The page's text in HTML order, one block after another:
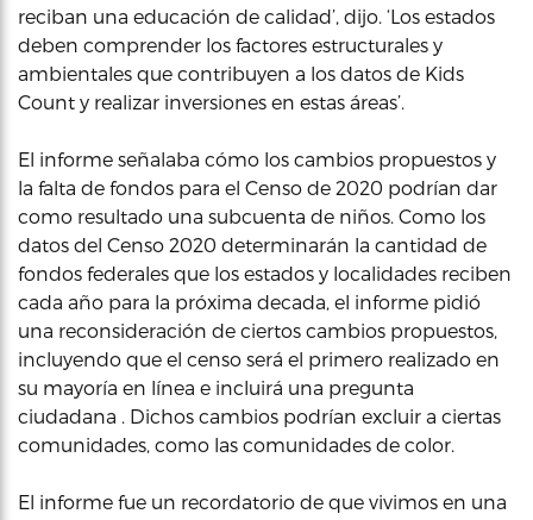
reciban una educación de calidad’, dijo. ‘Los estados
deben comprender los factores estructurales y
ambientales que contribuyen a los datos de Kids
Count y realizar inversiones en estas áreas’.
El informe señalaba cómo los cambios propuestos y
la falta de fondos para el Censo de 2020 podrían dar
como resultado una subcuenta de niños. Como los
datos del Censo 2020 determinarán la cantidad de
fondos federales que los estados y localidades reciben
cada año para la próxima decada, el informe pidió
una reconsideración de ciertos cambios propuestos,
incluyendo que el censo será el primero realizado en
su mayoría en línea e incluirá una pregunta
ciudadana . Dichos cambios podrían excluir a ciertas
comunidades, como las comunidades de color.
El informe fue un recordatorio de que vivimos en una